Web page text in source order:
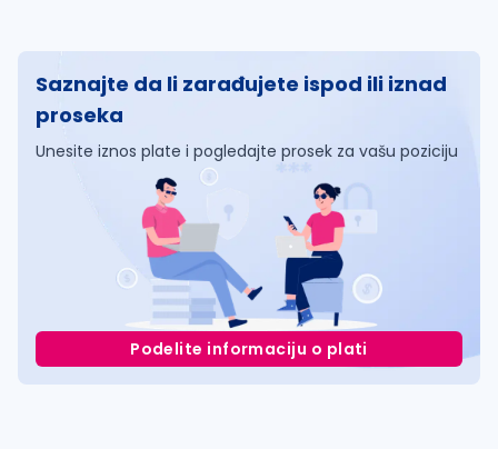
Saznajte da li zarađujete ispod ili iznad
proseka
Unesite iznos plate i pogledajte prosek za vašu poziciju
Podelite informaciju o plati